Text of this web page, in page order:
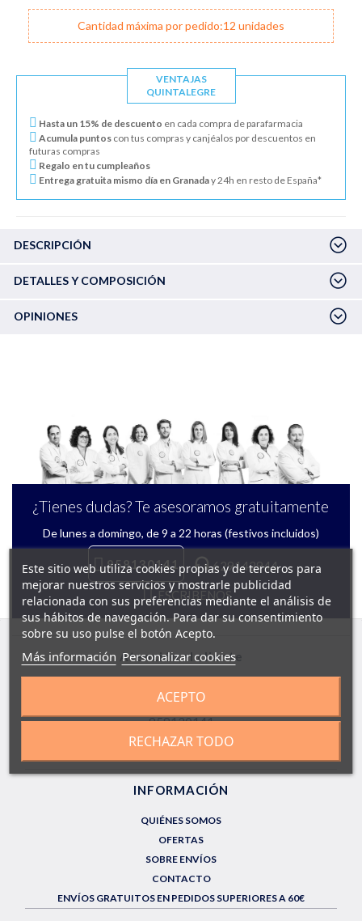
Cantidad máxima por pedido:12 unidades
VENTAJAS
QUINTALEGRE
Hasta un 15% de descuento en cada compra de parafarmacia
Acumula puntos con tus compras y canjéalos por descuentos en
futuras compras
Regalo en tu cumpleaños
Entrega gratuita mismo día en Granaday 24h en resto de España*
DESCRIPCIÓN
DETALLES Y COMPOSICIÓN
OPINIONES
¿Tienes dudas? Te asesoramos gratuitamente
De lunes a domingo, de 9 a 22 horas (festivos incluidos)
958130141
629142944
ESCRÍBENOS
Atención al cliente
958130141
INFORMACIÓN
QUIÉNES SOMOS
OFERTAS
SOBRE ENVÍOS
CONTACTO
ENVÍOS GRATUITOS EN PEDIDOS SUPERIORES A 60€
Este sitio web utiliza cookies propias y de terceros para
mejorar nuestros servicios y mostrarle publicidad
relacionada con sus preferencias mediante el análisis de
sus hábitos de navegación. Para dar su consentimiento
sobre su uso pulse el botón Acepto.
Más información Personalizar cookies
RECHAZAR TODO
ACEPTO